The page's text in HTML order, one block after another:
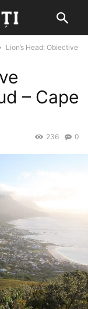
Lion’s Head: Obiective
– Cape
0
236